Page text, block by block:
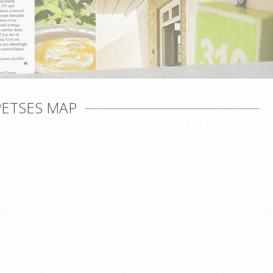
MAP